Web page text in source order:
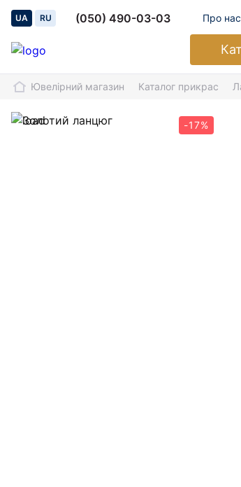
UA RU (050) 490-03-03 Про нас
Ювелірний магазин Каталог прикрас
-17%